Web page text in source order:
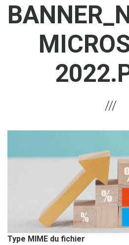
Type MIME du fichier